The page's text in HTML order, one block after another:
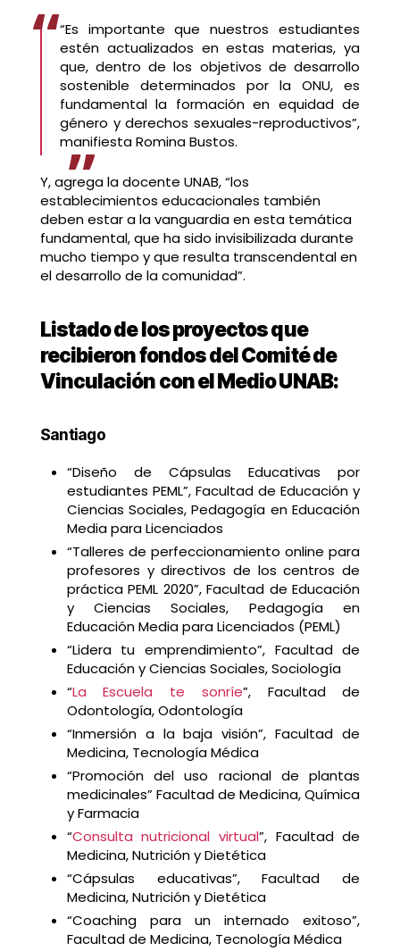
“Es importante que nuestros estudiantes
estén actualizados en estas materias, ya
que, dentro de los objetivos de desarrollo
sostenible determinados por la ONU, es
fundamental la formación en equidad de
género y derechos sexuales-reproductivos”,
manifiesta Romina Bustos.
Y, agrega la docente UNAB, “los
establecimientos educacionales también
deben estar a la vanguardia en esta temática
fundamental, que ha sido invisibilizada durante
mucho tiempo y que resulta transcendental en
el desarrollo de la comunidad”.
Listado de los proyectos que
recibieron fondos del Comité de
Vinculación con el Medio UNAB:
Santiago
“Diseño de Cápsulas Educativas por
estudiantes PEML”, Facultad de Educación y
Ciencias Sociales, Pedagogía en Educación
Media para Licenciados
“Talleres de perfeccionamiento online para
profesores y directivos de los centros de
práctica PEML 2020”, Facultad de Educación
y Ciencias Sociales, Pedagogía en
Educación Media para Licenciados (PEML)
“Lidera tu emprendimiento”, Facultad de
Educación y Ciencias Sociales, Sociología
“La Escuela te sonríe”, Facultad de
Odontología, Odontología
“Inmersión a la baja visión”, Facultad de
Medicina, Tecnología Médica
“Promoción del uso racional de plantas
medicinales” Facultad de Medicina, Química
y Farmacia
“Consulta nutricional virtual”, Facultad de
Medicina, Nutrición y Dietética
“Cápsulas educativas”, Facultad de
Medicina, Nutrición y Dietética
“Coaching para un internado exitoso”,
Facultad de Medicina, Tecnología Médica